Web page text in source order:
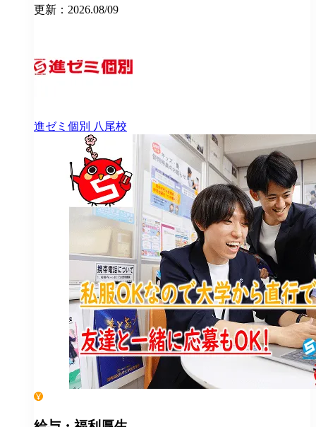
更新：2026.08/09
進ゼミ個別 八尾校